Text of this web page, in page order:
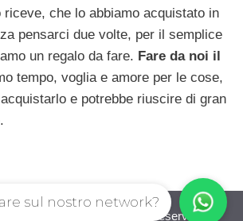
riceve, che lo abbiamo acquistato in
pensarci due volte, per il semplice
un regalo da fare. Fare da noi il
tempo, voglia e amore per le cose,
e potrebbe riuscire di gran
© 2026. All right reserverd.
sul nostro network?